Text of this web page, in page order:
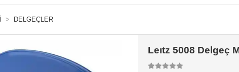
DELGEÇLER
Leıtz 5008 Delgeç